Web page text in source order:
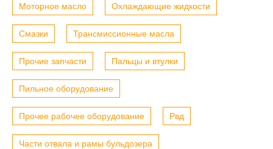
Моторное масло Охлаждающие жидкости
Смазки Трансмиссионные масла
Прочие запчасти Пальцы и втулки
Пильное оборудование
Прочее рабочее оборудование Рвд
Части отвала и рамы бульдозера